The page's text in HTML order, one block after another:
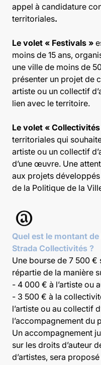
appel à candidature
territoriales.
Le volet « Festivals »
moins de 15 ans,
une ville de moins de
présenter un projet de
artiste ou un collectif
lien avec le territoire.
Le volet «
territoriales qui
artiste ou un collectif
d’une œuvre. Une
aux projets
de la Politique de la
Quel est le montant
Strada Collectivités ?
Une bourse de 7 500
répartie de la manière
- 4 000 € à l’artiste ou
- 3 500 € à la
l’artiste ou au collectif
l’accompagnement du
Un accompagnement
sur les droits d’auteur
d’artistes, sera